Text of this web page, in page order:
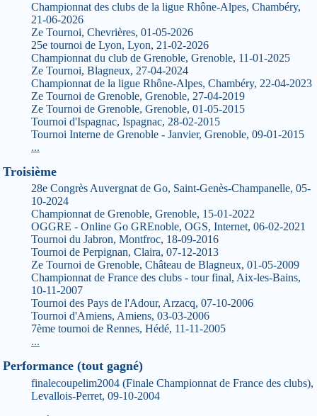
Championnat des clubs de la ligue Rhône-Alpes, Chambéry,
21-06-2026
Ze Tournoi, Chevrières, 01-05-2026
25e tournoi de Lyon, Lyon, 21-02-2026
Championnat du club de Grenoble, Grenoble, 11-01-2025
Ze Tournoi, Blagneux, 27-04-2024
Championnat de la ligue Rhône-Alpes, Chambéry, 22-04-2023
Ze Tournoi de Grenoble, Grenoble, 27-04-2019
Ze Tournoi de Grenoble, Grenoble, 01-05-2015
Tournoi d'Ispagnac, Ispagnac, 28-02-2015
Tournoi Interne de Grenoble - Janvier, Grenoble, 09-01-2015
...
Troisième
28e Congrès Auvergnat de Go, Saint-Genès-Champanelle, 05-
10-2024
Championnat de Grenoble, Grenoble, 15-01-2022
OGGRE - Online Go GREnoble, OGS, Internet, 06-02-2021
Tournoi du Jabron, Montfroc, 18-09-2016
Tournoi de Perpignan, Claira, 07-12-2013
Ze Tournoi de Grenoble, Château de Blagneux, 01-05-2009
Championnat de France des clubs - tour final, Aix-les-Bains,
10-11-2007
Tournoi des Pays de l'Adour, Arzacq, 07-10-2006
Tournoi d'Amiens, Amiens, 03-03-2006
7ème tournoi de Rennes, Hédé, 11-11-2005
...
Performance (tout gagné)
finalecoupelim2004 (Finale Championnat de France des clubs),
Levallois-Perret, 09-10-2004